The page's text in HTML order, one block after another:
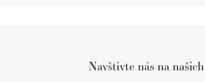
Navštivte nás na